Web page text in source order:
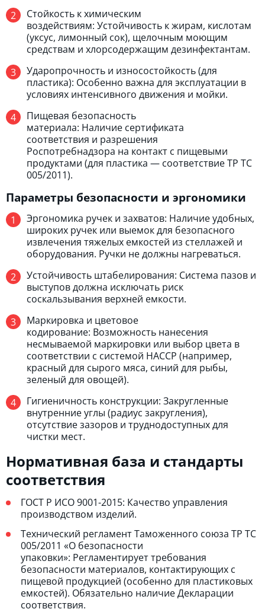
Стойкость к химическим
воздействиям: Устойчивость к жирам, кислотам
(уксус, лимонный сок), щелочным моющим
средствам и хлорсодержащим дезинфектантам.
Ударопрочность и износостойкость (для
пластика): Особенно важна для эксплуатации в
условиях интенсивного движения и мойки.
Пищевая безопасность
материала: Наличие сертификата
соответствия и разрешения
Роспотребнадзора на контакт с пищевыми
продуктами (для пластика — соответствие ТР ТС
005/2011).
Параметры безопасности и эргономики
Эргономика ручек и захватов: Наличие удобных,
широких ручек или выемок для безопасного
извлечения тяжелых емкостей из стеллажей и
оборудования. Ручки не должны нагреваться.
Устойчивость штабелирования: Система пазов и
выступов должна исключать риск
соскальзывания верхней емкости.
Маркировка и цветовое
кодирование: Возможность нанесения
несмываемой маркировки или выбор цвета в
соответствии с системой HACCP (например,
красный для сырого мяса, синий для рыбы,
зеленый для овощей).
Гигиеничность конструкции: Закругленные
внутренние углы (радиус закругления),
отсутствие зазоров и труднодоступных для
чистки мест.
Нормативная база и стандарты
соответствия
ГОСТ Р ИСО 9001-2015: Качество управления
производством изделий.
Технический регламент Таможенного союза ТР ТС
005/2011 «О безопасности
упаковки»: Регламентирует требования
безопасности материалов, контактирующих с
пищевой продукцией (особенно для пластиковых
емкостей). Обязательно наличие Декларации
соответствия.